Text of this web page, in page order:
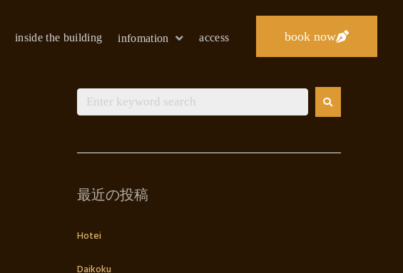
inside the building infomation access book now
最近の投稿
Hotei